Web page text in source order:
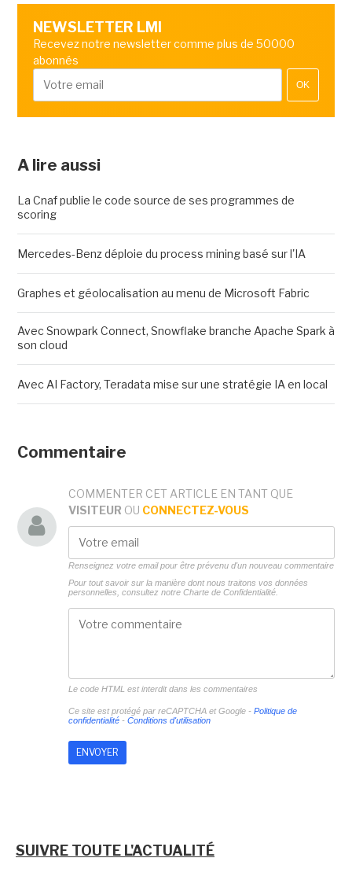
NEWSLETTER LMI
Recevez notre newsletter comme plus de 50000
abonnés
OK
A lire aussi
La Cnaf publie le code source de ses programmes de
scoring
Mercedes-Benz déploie du process mining basé sur l'IA
Graphes et géolocalisation au menu de Microsoft Fabric
Avec Snowpark Connect, Snowflake branche Apache Spark à
son cloud
Avec AI Factory, Teradata mise sur une stratégie IA en local
Commentaire
COMMENTER CET ARTICLE EN TANT QUE
VISITEUR OU CONNECTEZ-VOUS
Renseignez votre email pour être prévenu d'un nouveau commentaire
Pour tout savoir sur la manière dont nous traitons vos données
personnelles, consultez notre Charte de Confidentialité.
Le code HTML est interdit dans les commentaires
Ce site est protégé par reCAPTCHA et Google - Politique de
confidentialité- Conditions d'utilisation
SUIVRE TOUTE L'ACTUALITÉ